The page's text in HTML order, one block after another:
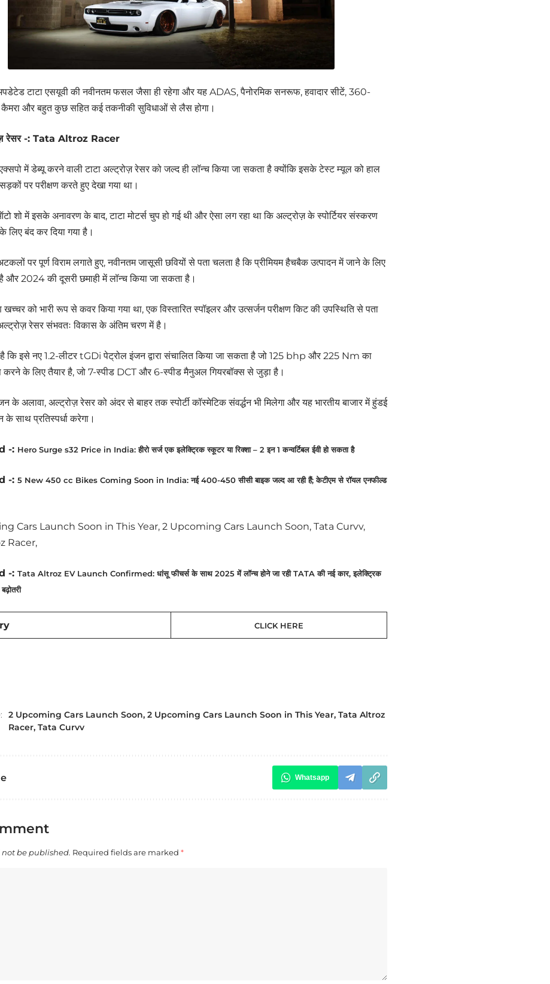
अपडेटेड टाटा एसयूवी की नवीनतम फसल जैसा ही रहेगा और यह ADAS, पैनोरमिक सनरूफ, हवादार सीटें, 360-
कैमरा और बहुत कुछ सहित कई तकनीकी सुविधाओं से लैस होगा।
रेसर -: Tata Altroz Racer
में डेब्यू करने वाली टाटा अल्ट्रोज़ रेसर को जल्द ही लॉन्च किया जा सकता है क्योंकि इसके टेस्ट म्यूल को हाल
पर परीक्षण करते हुए देखा गया था।
शो में इसके अनावरण के बाद, टाटा मोटर्स चुप हो गई थी और ऐसा लग रहा था कि अल्ट्रोज़ के स्पोर्टियर संस्करण
लिए बंद कर दिया गया है।
पर पूर्ण विराम लगाते हुए, नवीनतम जासूसी छवियों से पता चलता है कि प्रीमियम हैचबैक उत्पादन में जाने के लिए
और 2024 की दूसरी छमाही में लॉन्च किया जा सकता है।
खच्चर को भारी रूप से कवर किया गया था, एक विस्तारित स्पॉइलर और उत्सर्जन परीक्षण किट की उपस्थिति से पता
रेसर संभवतः विकास के अंतिम चरण में है।
है कि इसे नए 1.2-लीटर tGDi पेट्रोल इंजन द्वारा संचालित किया जा सकता है जो 125 bhp और 225 Nm का
करने के लिए तैयार है, जो 7-स्पीड DCT और 6-स्पीड मैनुअल गियरबॉक्स से जुड़ा है।
के अलावा, अल्ट्रोज़ रेसर को अंदर से बाहर तक स्पोर्टी कॉस्मेटिक संवर्द्धन भी मिलेगा और यह भारतीय बाजार में हुंडई
साथ प्रतिस्पर्धा करेगा।
-: Hero Surge s32 Price in India: हीरो सर्ज एक इलेक्ट्रिक स्कूटर या रिक्शा – 2 इन 1 कन्वर्टिबल ईवी हो सकता है
-: 5 New 450 cc Bikes Coming Soon in India: नई 400-450 सीसी बाइक जल्द आ रही हैं; केटीएम से रॉयल एनफील्ड
Cars Launch Soon in This Year, 2 Upcoming Cars Launch Soon, Tata Curvv,
Racer,
-: Tata Altroz EV Launch Confirmed: धांसू फीचर्स के साथ 2025 में लॉन्च होने जा रही TATA की नई कार, इलेक्ट्रिक
CLICK HERE
2 Upcoming Cars Launch Soon, 2 Upcoming Cars Launch Soon in This Year, Tata Altroz
Racer, Tata Curvv
Whatsapp
be published. Required fields are marked *